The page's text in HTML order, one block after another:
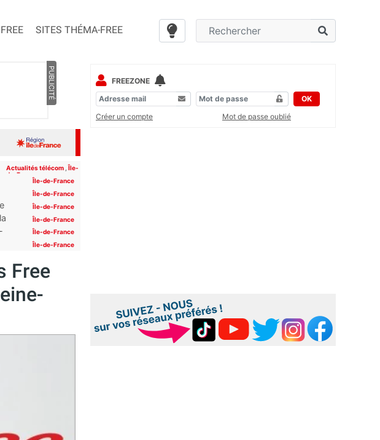
SITES THÉMA-FREE
PUBLICITÉ
Actualités télécom ,Île-
de-France
Île-de-France
Île-de-France
Île-de-France
Île-de-France
Île-de-France
Île-de-France
Free
FREEZONE
OK
Créer un compte
Mot de passe oublié